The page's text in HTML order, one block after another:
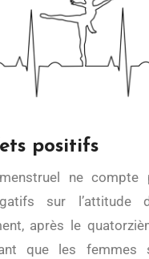
positifs
sur l’attitude
après le
que les femmes